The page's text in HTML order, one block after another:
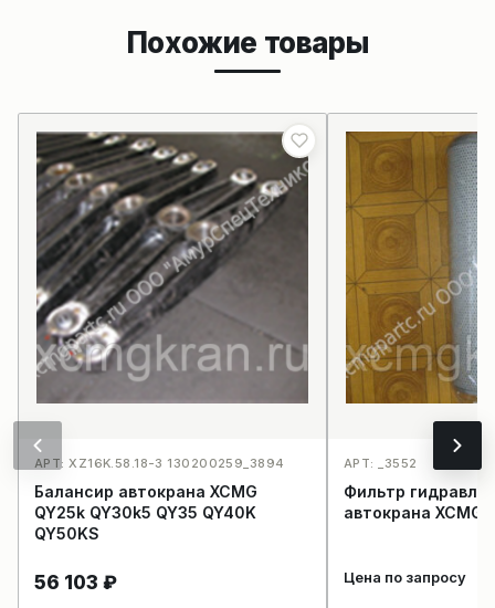
Похожие товары
АРТ: XZ16K.58.18-3 130200259_3894
Балансир автокрана XCMG
QY25k QY30k5 QY35 QY40K
QY50KS
56 103 ₽
АРТ: _3552
Фильтр
автокрана XCMG
Цена по запросу